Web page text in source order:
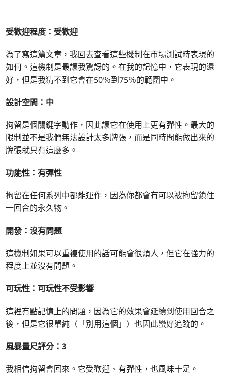
受歡迎程度：受歡迎
為了寫這篇文章，我回去查看這些機制在市場測試時表現的
如何。這機制是最讓我驚訝的。在我的記憶中，它表現的還
好，但是我猜不到它會在50％到75％的範圍中。
設計空間：中
拘留是個關鍵字動作，因此讓它在使用上更有彈性。最大的
限制並不是我們無法設計太多牌張，而是同時間能做出來的
牌張就只有這麼多。
功能性：有彈性
拘留在任何系列中都能運作，因為你都會有可以被拘留鎖住
一回合的永久物。
開發：沒有問題
這機制如果可以重複使用的話可能會很煩人，但它在強力的
程度上並沒有問題。
可玩性：可玩性不受影響
這裡有點記憶上的問題，因為它的效果會延續到使用回合之
後，但是它很單純（「別用這個」）也因此蠻好追蹤的。
風暴量尺評分：3
我相信拘留會回來。它受歡迎、有彈性，也風味十足。